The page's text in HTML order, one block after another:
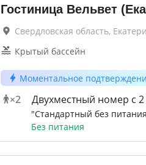
Гостиница Вельвет
Свердловская область,
Крытый бассейн
Моментальное
×2 Двухместный номер с
"Стандартный без
Без питания